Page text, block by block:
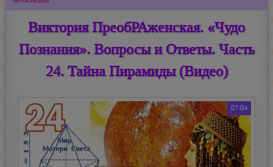
Виктория ПреобРАженская. «Чудо
Познания». Вопросы и Ответы. Часть
24. Тайна Пирамиды (Видео)
07:04